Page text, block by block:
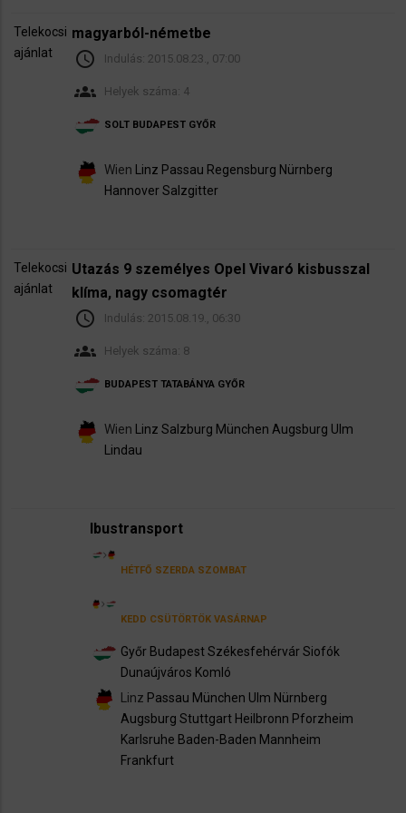
Telekocsi
ajánlat
magyarból-németbe
schedule Indulás: 2015.08.23., 07:00
groups Helyek száma: 4
SOLT BUDAPEST GYŐR
Wien Linz Passau Regensburg Nürnberg
HannoverSalzgitter
Telekocsi
ajánlat
Utazás 9 személyes Opel Vivaró kisbusszal
klíma, nagy csomagtér
schedule Indulás: 2015.08.19., 06:30
groups Helyek száma: 8
BUDAPEST TATABÁNYA GYŐR
Wien Linz Salzburg München Augsburg Ulm
Lindau
lbustransport
HÉTFŐ SZERDA SZOMBAT
KEDD CSÜTÖRTÖK VASÁRNAP
Győr BudapestSzékesfehérvárSiofók
Dunaújváros Komló
Linz Passau München Ulm Nürnberg
Augsburg Stuttgart Heilbronn Pforzheim
Karlsruhe Baden-Baden Mannheim
Frankfurt